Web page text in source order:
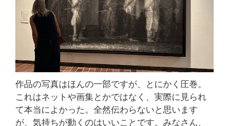
作品の写真はほんの一部ですが、とにかく圧巻。
これはネットや画集とかではなく、実際に見られ
て本当によかった。全然伝わらないと思います
が、気持ちが動くのはいいことです。みなさん、